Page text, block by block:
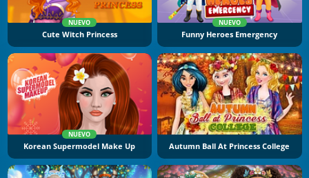
NUEVO
Cute Witch Princess
NUEVO
Funny Heroes Emergency
NUEVO
Korean Supermodel Make Up Autumn Ball At Princess College